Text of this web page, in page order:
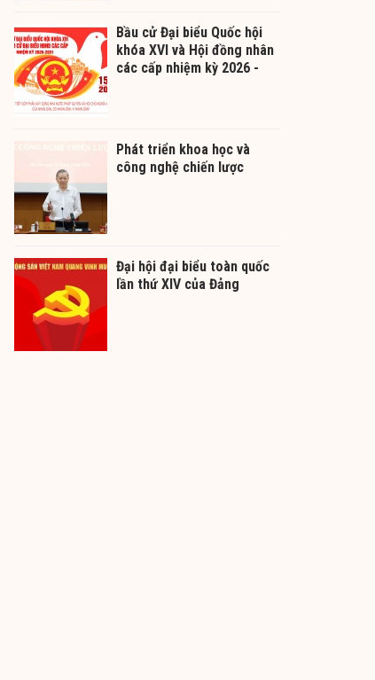
Bầu cử Đại biểu Quốc hội
khóa XVI và Hội đồng nhân
các cấp nhiệm kỳ 2026 -
Phát triển khoa học và
công nghệ chiến lược
Đại hội đại biểu toàn quốc
lần thứ XIV của Đảng